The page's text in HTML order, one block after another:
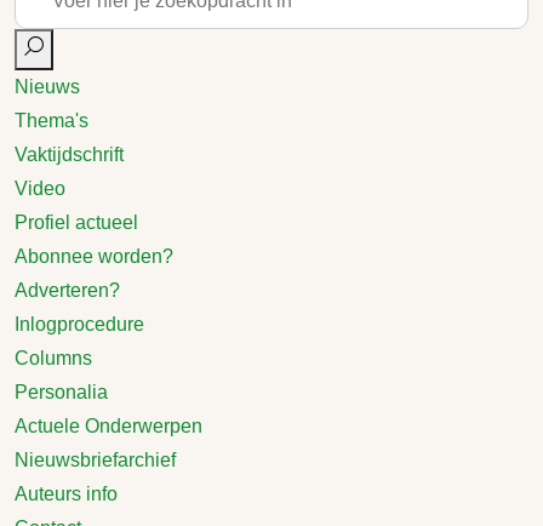
Nieuws
Thema's
Vaktijdschrift
Video
Profiel actueel
Abonnee worden?
Adverteren?
Inlogprocedure
Columns
Personalia
Actuele Onderwerpen
Nieuwsbriefarchief
Auteurs info